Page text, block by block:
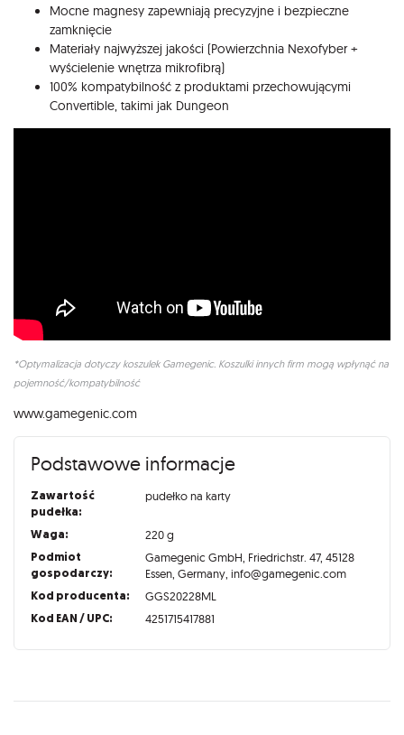
Mocne magnesy zapewniają precyzyjne i bezpieczne
zamknięcie
Materiały najwyższej jakości (Powierzchnia Nexofyber +
wyścielenie wnętrza mikrofibrą)
100% kompatybilność z produktami przechowującymi
Convertible, takimi jak Dungeon
*Optymalizacja dotyczy koszulek Gamegenic. Koszulki innych firm mogą wpłynąć na
pojemność/kompatybilność
www.gamegenic.com
Podstawowe informacje
Zawartość
pudełka:
pudełko na karty
Waga: 220 g
Podmiot
gospodarczy:
Gamegenic GmbH, Friedrichstr. 47, 45128
Essen, Germany, info@gamegenic.com
Kod producenta: GGS20228ML
Kod EAN / UPC: 4251715417881